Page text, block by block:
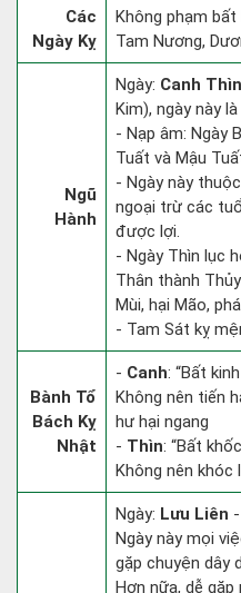
Các
Ngày Kỵ
Không phạm bất
Tam Nương,
Ngũ
Hành
Ngày: Canh Thìn
Kim), ngày này
- Nạp âm: Ngày
Tuất và Mậu
- Ngày này
ngoại trừ các
được lợi.
- Ngày Thìn lục
Thân thành
Mùi, hại Mão,
- Tam Sát kỵ
Bành Tổ
Bách Kỵ
Nhật
- Canh: “Bất
Không nên tiến
hư hại ngang
- Thìn: “Bất
Không nên
Ngày: Lưu Liên
Ngày này mọi
gặp chuyện dây
Hơn nữa, dễ gặp